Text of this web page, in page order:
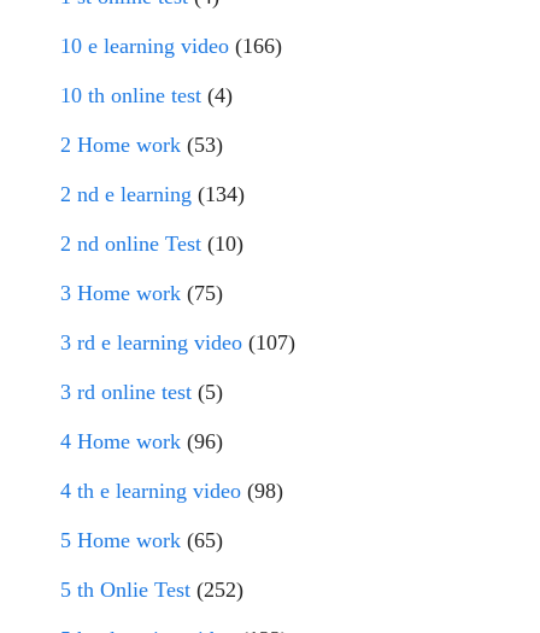
10 e learning video (166)
10 th online test (4)
2 Home work (53)
2 nd e learning (134)
2 nd online Test (10)
3 Home work (75)
3 rd e learning video (107)
3 rd online test (5)
4 Home work (96)
4 th e learning video (98)
5 Home work (65)
5 th Onlie Test (252)